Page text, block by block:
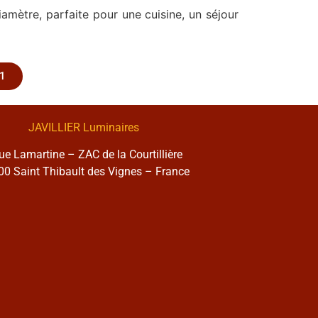
parfaite pour une cuisine, un séjour
JAVILLIER Luminaires
Lamartine – ZAC de la Courtillière
Saint Thibault des Vignes – France